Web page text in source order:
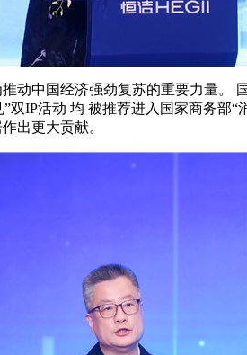
中国经济强劲复苏的重要力量。
”双IP活动 均 被推荐进入国家商务部
出更大贡献。